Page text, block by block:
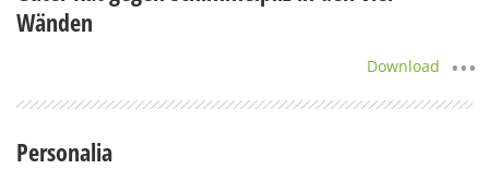
Wänden
Download
Personalia